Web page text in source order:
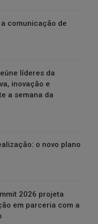
comunicação de
líderes da
inovação e
a semana da
o novo plano
2026 projeta
em parceria com a